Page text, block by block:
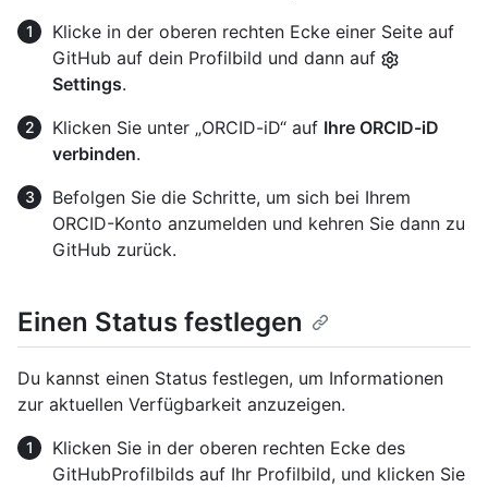
Klicke in der oberen rechten Ecke einer Seite auf
GitHub auf dein Profilbild und dann auf
Settings.
Klicken Sie unter „ORCID-iD“ auf Ihre ORCID-iD
verbinden.
Befolgen Sie die Schritte, um sich bei Ihrem
ORCID-Konto anzumelden und kehren Sie dann zu
GitHub zurück.
Einen Status festlegen
Du kannst einen Status festlegen, um Informationen
zur aktuellen Verfügbarkeit anzuzeigen.
Klicken Sie in der oberen rechten Ecke des
GitHubProfilbilds auf Ihr Profilbild, und klicken Sie